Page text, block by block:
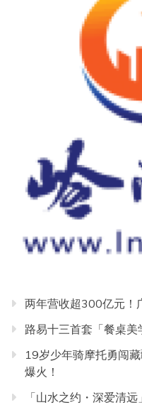
两年营收超300亿元！
路易十三首套「餐桌
19岁少年骑摩托勇闯
爆火！
「山水之约・深爱清